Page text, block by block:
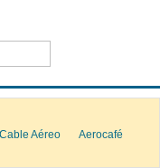
Aéreo
Aerocafé